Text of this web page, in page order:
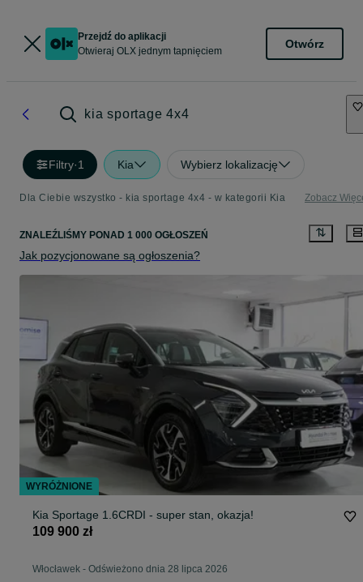
Przejdź do aplikacji
Otwieraj OLX jednym tapnięciem
Otwórz
kia sportage 4x4
Filtry·1 Kia Wybierz lokalizację
Dla Ciebie wszystko - kia sportage 4x4 - w kategorii Kia Zobacz
ZNALEŹLIŚMY PONAD 1 000 OGŁOSZEŃ
Jak pozycjonowane są ogłoszenia?
Kia Sportage 1.6CRDI - super stan, okazja!
109 900 zł
Włocławek - Odświeżono dnia 28 lipca 2026
WYRÓŻNIONE